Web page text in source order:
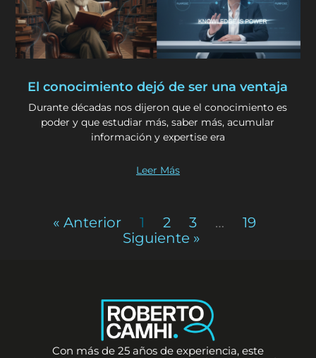
El conocimiento dejó de ser una ventaja
Durante décadas nos dijeron que el conocimiento es
poder y que estudiar más, saber más, acumular
información y expertise era
Leer Más
« Anterior 1 2 3 …
19
Siguiente »
Con más de 25 años de experiencia, este